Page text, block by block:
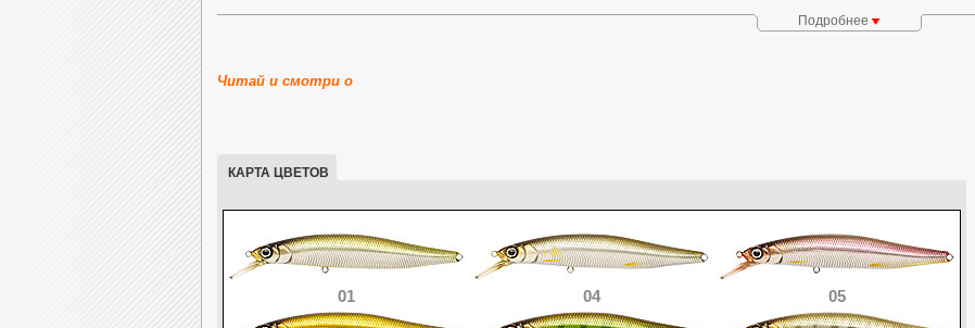
Подробнее
Читай и смотри о
КАРТА ЦВЕТОВ
01 04 05